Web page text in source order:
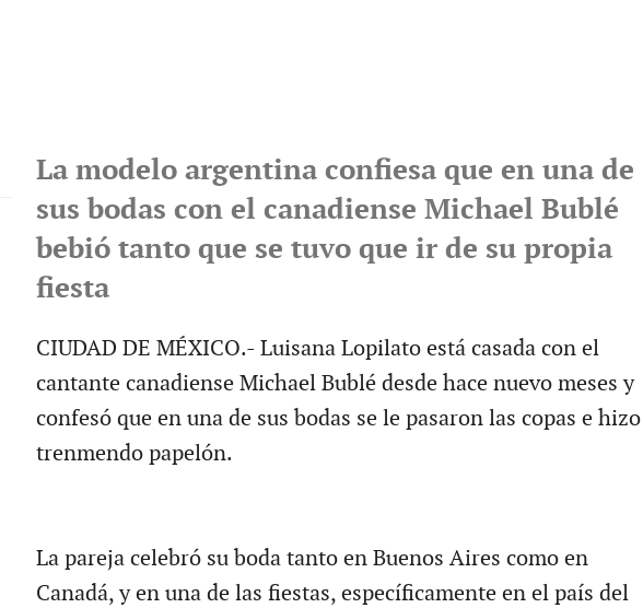
La modelo argentina confiesa que en una de
sus bodas con el canadiense Michael Bublé
bebió tanto que se tuvo que ir de su propia
fiesta
CIUDAD DE MÉXICO.- Luisana Lopilato está casada con el
cantante canadiense Michael Bublé desde hace nuevo meses y
confesó que en una de sus bodas se le pasaron las copas e hizo
trenmendo papelón.
La pareja celebró su boda tanto en Buenos Aires como en
Canadá, y en una de las fiestas, específicamente en el país del